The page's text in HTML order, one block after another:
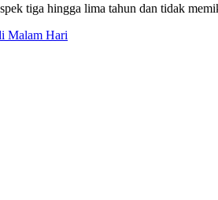
tiga hingga lima tahun dan tidak
Malam Hari